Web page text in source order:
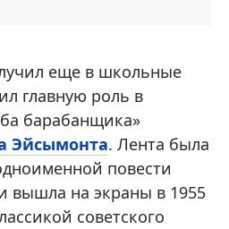
еще в школьные
главную роль в
барабанщика»
Эйсымонта. Лента была
повести
вышла на экраны в 1955
советского